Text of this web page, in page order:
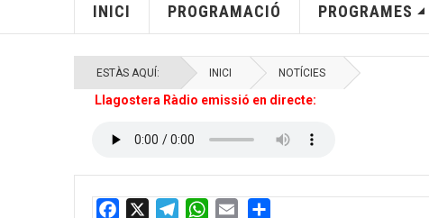
INICI PROGRAMACIÓ PROGRAMES
ESTÀS AQUÍ: INICI NOTÍCIES
Llagostera Ràdio emissió en directe: